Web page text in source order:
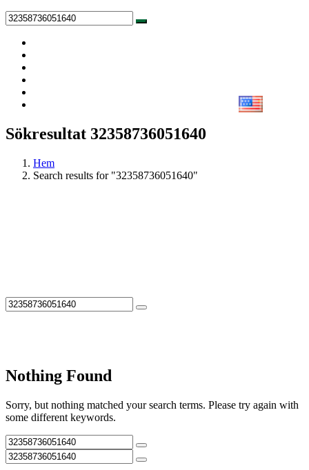
Sökresultat 32358736051640
Hem
Search results for "32358736051640"
Nothing Found
Sorry, but nothing matched your search terms. Please try again with
some different keywords.